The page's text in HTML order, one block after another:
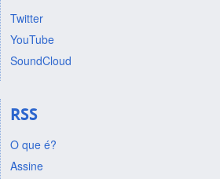
Twitter
YouTube
SoundCloud
RSS
O que é?
Assine